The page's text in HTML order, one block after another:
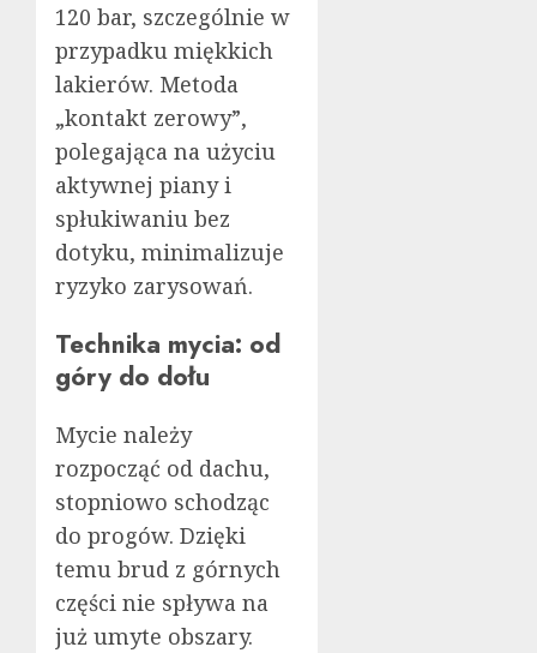
120 bar, szczególnie w
przypadku miękkich
lakierów. Metoda
„kontakt zerowy”,
polegająca na użyciu
aktywnej piany i
spłukiwaniu bez
dotyku, minimalizuje
ryzyko zarysowań.
Technika mycia: od
góry do dołu
Mycie należy
rozpocząć od dachu,
stopniowo schodząc
do progów. Dzięki
temu brud z górnych
części nie spływa na
już umyte obszary.